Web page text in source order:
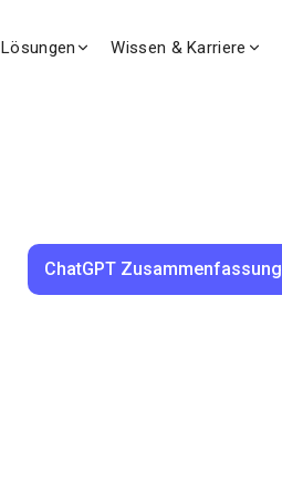
Lösungen Wissen & Karriere
ChatGPT Zusammenfassung